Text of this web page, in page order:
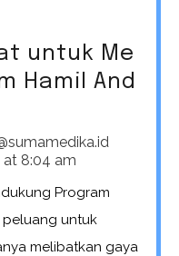
untuk Me
Hamil And
at 8:04 am
Program
peluang untuk
melibatkan gaya